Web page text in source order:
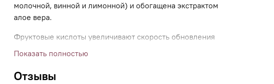
молочной, винной и лимонной) и обогащена экстрактом
алое вера.
Фруктовые кислоты увеличивают скорость обновления
клеток и устраняют несовершенства кожи. Алоэ вера
регенерирующим и увлажняющим свойствам.
Показать полностью
Отзывы